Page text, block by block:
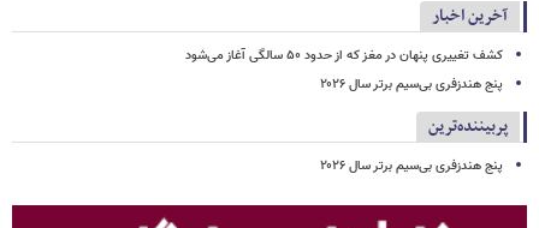
آخرین اخبار
کشف تغییری پنهان در مغز که از حدود ۵۰ سالگی آغاز می‌شود
پنج هندزفری بی‌سیم برتر سال ۲۰۲۶
پربیننده‌ترین
پنج هندزفری بی‌سیم برتر سال ۲۰۲۶